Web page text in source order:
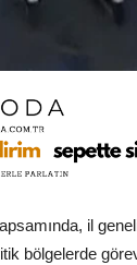
il
bölgelerde